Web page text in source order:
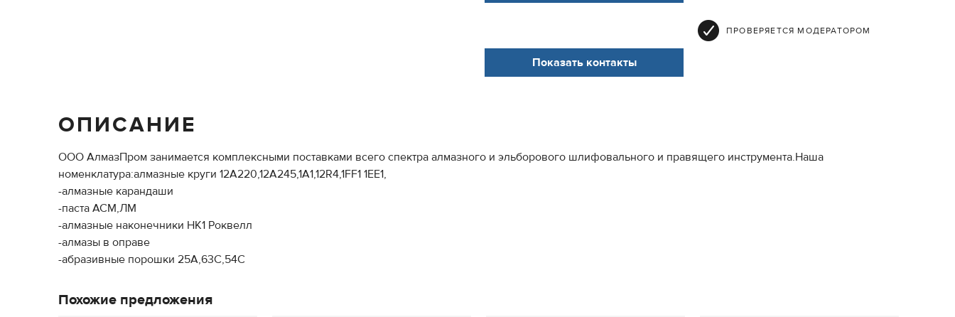
ПРОВЕРЯЕТСЯ МОДЕРАТОРОМ
Показать контакты
ОПИСАНИЕ
ООО АлмазПром занимается комплексными поставками всего спектра алмазного и эльборового шлифовального и правящего инструмента.Наша
номенклатура:алмазные круги 12А220,12А245,1А1,12R4,1FF1 1EE1,
-алмазные карандаши
-паста АСМ,ЛМ
-алмазные наконечники НК1 Роквелл
-алмазы в оправе
-абразивные порошки 25А,63С,54С
Похожие предложения